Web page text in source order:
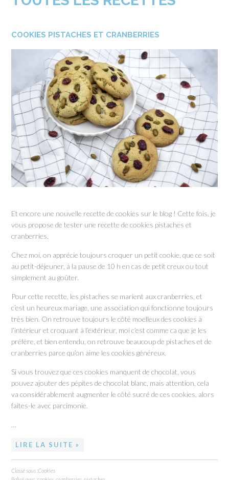
COOKIES PISTACHES ET CRANBERRIES
Et encore une nouvelle recette de cookies sur le blog ! Cette fois, je
vous propose de tester une recette de cookies pistaches et
cranberries.
Chez moi, on apprécie toujours croquer un petit cookie, que ce soit
au petit-déjeuner, à la pause de 10 h en cas de petit creux ou tout
simplement au goûter.
Pour cette recette, les pistaches se marient aux cranberries, et
c’est un heureux mariage, une association qui fonctionne toujours
très bien. On retrouve toujours le côté moelleux des cookies à
l’intérieur et croquant à l’extérieur, moi c’est comme ca que je les
préfère, et bien entendu, on retrouve beaucoup de pistaches et de
cranberries parce qu’on aime les cookies généreux.
Si vous trouvez que ces cookies manquent de chocolat, vous
pouvez ajouter des pépites de chocolat blanc, mais attention, cela
va considérablement augmenter le côté sucré de ces cookies, alors
faites-le avec parcimonie.
…
LIRE LA SUITE »
Classé sous :Cookies